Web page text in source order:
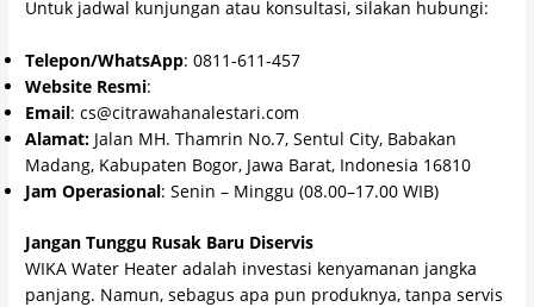
Untuk jadwal kunjungan atau konsultasi, silakan hubungi:
Telepon/WhatsApp: 0811-611-457
Website Resmi:
Email: cs@citrawahanalestari.com
Alamat: Jalan MH. Thamrin No.7, Sentul City, Babakan
Madang, Kabupaten Bogor, Jawa Barat, Indonesia 16810
Jam Operasional: Senin – Minggu (08.00–17.00 WIB)
Jangan Tunggu Rusak Baru Diservis
WIKA Water Heater adalah investasi kenyamanan jangka
panjang. Namun, sebagus apa pun produknya, tanpa servis